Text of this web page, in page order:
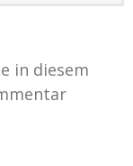
in diesem